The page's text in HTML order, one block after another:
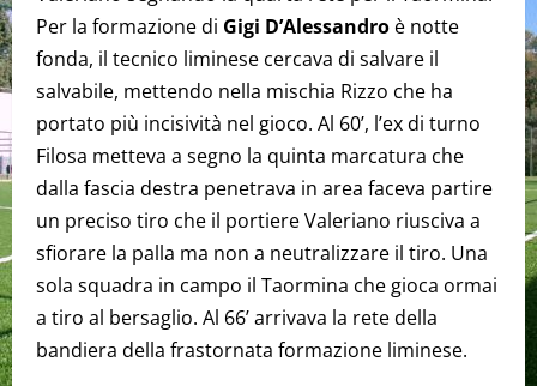
Per la formazione di Gigi D’Alessandro è notte
fonda, il tecnico liminese cercava di salvare il
salvabile, mettendo nella mischia Rizzo che ha
portato più incisività nel gioco. Al 60’, l’ex di turno
Filosa metteva a segno la quinta marcatura che
dalla fascia destra penetrava in area faceva partire
un preciso tiro che il portiere Valeriano riusciva a
sfiorare la palla ma non a neutralizzare il tiro. Una
sola squadra in campo il Taormina che gioca ormai
a tiro al bersaglio. Al 66’ arrivava la rete della
bandiera della frastornata formazione liminese.